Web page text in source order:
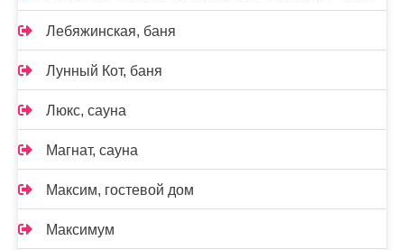
Лебяжинская, баня
Лунный Кот, баня
Люкс, сауна
Магнат, сауна
Максим, гостевой дом
Максимум